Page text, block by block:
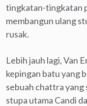
tingkatan-tingkatan
membangun ulang
rusak.
Lebih jauh lagi, Van
kepingan batu yang
sebuah chattra yang
stupa utama Candi